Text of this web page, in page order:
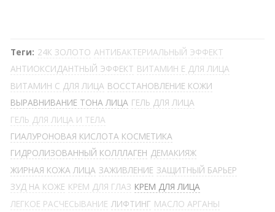
Теги: 24К ЗОЛОТО АНТИБАКТЕРИАЛЬНЫЙ ЭФФЕКТ
АНТИОКСИДАНТНЫЙ ЭФФЕКТ ВИТАМИН Е ДЛЯ ЛИЦА
ВИТАМИН С ДЛЯ ЛИЦА ВОССТАНОВЛЕНИЕ КОЖИ
ВЫРАВНИВАНИЕ ТОНА ЛИЦА ГЕЛЬ ДЛЯ ЛИЦА
ГЕЛЬ ДЛЯ ЛИЦА И ТЕЛА
ГИАЛУРОНОВАЯ КИСЛОТА КОСМЕТИКА
ГИДРОЛИЗОВАННЫЙ КОЛЛЛАГЕН ДЕМАКИЯЖ
ЖИРНАЯ КОЖА ЛИЦА ЗАЖИВЛЕНИЕ ЗАЩИТНЫЙ БАРЬЕР
ЗУД НА КОЖЕ КРЕМ ДЛЯ ГЛАЗ КРЕМ ДЛЯ ЛИЦА
ЛЕГКОЕ РАСЧЕСЫВАНИЕ ЛИФТИНГ МАСЛО АРГАНЫ